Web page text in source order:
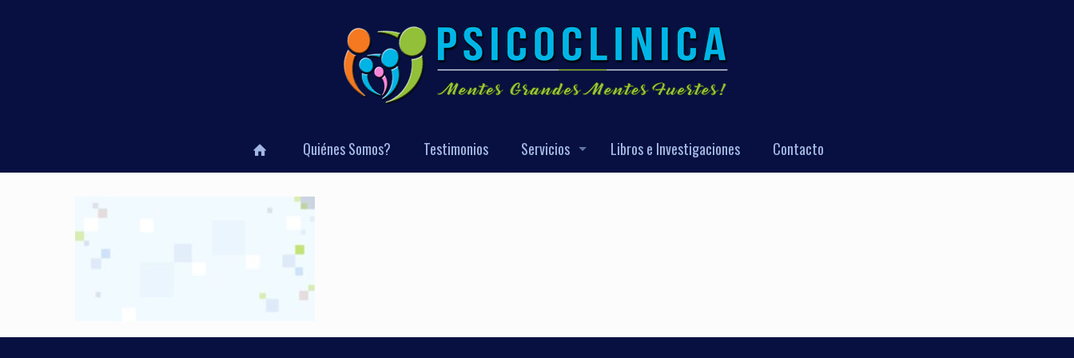
Quiénes Somos? Testimonios Servicios Libros e Investigaciones Contacto